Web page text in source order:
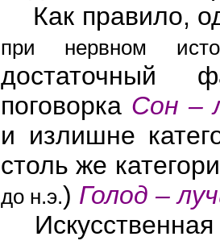
Как правило,
при нервном
достаточный
поговорка Сон –
и излишне
столь же
до н.э.) Голод –
Искусственная